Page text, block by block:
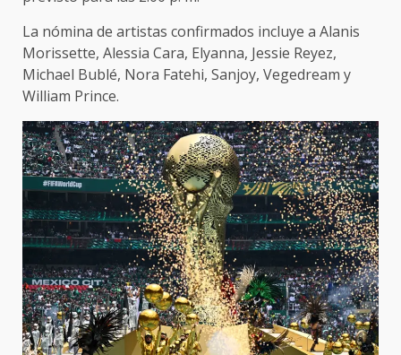
La nómina de artistas confirmados incluye a Alanis
Morissette, Alessia Cara, Elyanna, Jessie Reyez,
Michael Bublé, Nora Fatehi, Sanjoy, Vegedream y
William Prince.